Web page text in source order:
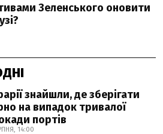
Зеленського оновити
знайшли, де зберігати
на випадок тривалої
портів
14:00